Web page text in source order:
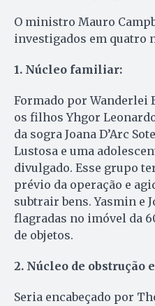
O ministro Mauro
investigados em quatro
1. Núcleo familiar:
Formado por Wanderlei
os filhos Yhgor
da sogra Joana D’Arc
Lustosa e uma
divulgado. Esse grupo
prévio da operação e
subtrair bens. Yasmin e
flagradas no imóvel da
de objetos.
2. Núcleo de
Seria encabeçado por